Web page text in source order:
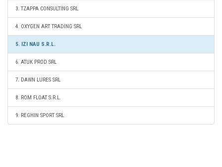
3. TZAPPA CONSULTING SRL
4. OXYGEN ART TRADING SRL
5. IZI NAU S.R.L.
6. ATUK PROD SRL
7. DAWN LURES SRL
8. ROM FLOAT S.R.L.
9. REGHIN SPORT SRL